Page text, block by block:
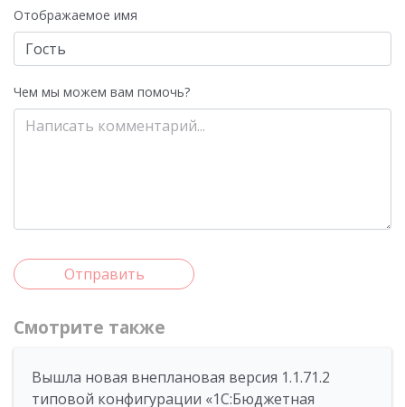
Отображаемое имя
Чем мы можем вам помочь?
Отправить
Смотрите также
Вышла новая внеплановая версия 1.1.71.2
типовой конфигурации «1C:Бюджетная